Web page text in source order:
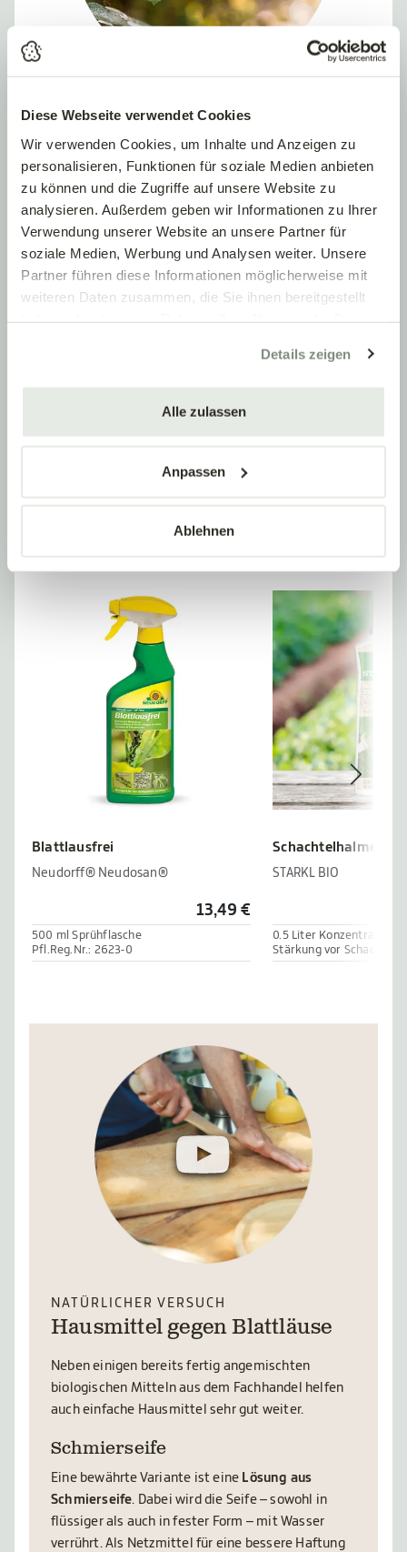
Diese Webseite verwendet Cookies
Wir verwenden Cookies, um Inhalte und Anzeigen zu
personalisieren, Funktionen für soziale Medien anbieten
zu können und die Zugriffe auf unsere Website zu
analysieren. Außerdem geben wir Informationen zu Ihrer
Verwendung unserer Website an unsere Partner für
soziale Medien, Werbung und Analysen weiter. Unsere
Partner führen diese Informationen möglicherweise mit
weiteren Daten zusammen, die Sie ihnen bereitgestellt
Details zeigen
Alle zulassen
Anpassen
Ablehnen
BERATUNG EINHOLEN!
Schädlingsbekämpfung mit
Spritzbrühen
Eine Beratung im Gartencenter ist dabei unbedingt
empfehlenswert. Viele Präparate sind wirkungsvoll, aber
nicht universell einsetzbar. Entscheidend sind richtige
biologische Mittel sind keine Allzwecklösung.
befallenen Pflanze und der Schädlinge mit, damit eine
genaue Diagnose möglich ist.
Blattlausfrei
Neudorff® Neudosan®
13,49 €
500 ml Sprühflasche
Pfl.Reg.Nr.: 2623-0
STARKL BIO
0.5 Liter Konzentrat
Stärkung vor Schadpilzen
NATÜRLICHER VERSUCH
Hausmittel gegen Blattläuse
Neben einigen bereits fertig angemischten
biologischen Mitteln aus dem Fachhandel helfen
auch einfache Hausmittel sehr gut weiter.
Schmierseife
Eine bewährte Variante ist eine Lösung aus
Schmierseife. Dabei wird die Seife – sowohl in
flüssiger als auch in fester Form – mit Wasser
verrührt. Als Netzmittel für eine bessere Haftung